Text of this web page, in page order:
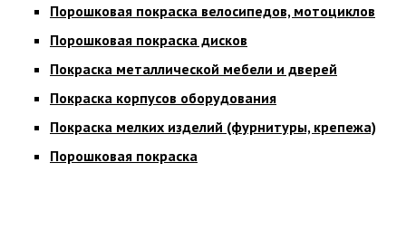
Порошковая покраска велосипедов, мотоциклов
Порошковая покраска дисков
Покраска металлической мебели и дверей
Покраска корпусов оборудования
Покраска мелких изделий (фурнитуры, крепежа)
Порошковая покраска